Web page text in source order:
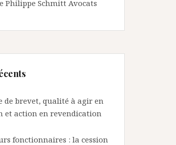
Philippe Schmitt Avocats
de brevet, qualité à agir en
et action en revendication
fonctionnaires : la cession